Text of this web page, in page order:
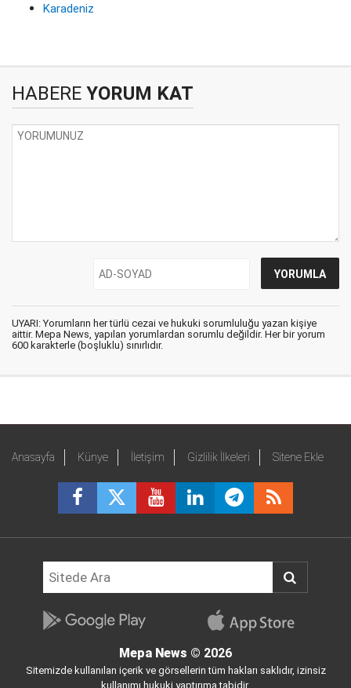
Karadeniz
HABERE YORUM KAT
UYARI: Yorumların her türlü cezai ve hukuki sorumluluğu yazan kişiye
aittir. Mepa News, yapılan yorumlardan sorumlu değildir. Her bir yorum
600 karakterle (boşluklu) sınırlıdır.
Anasayfa Künye İletişim Gizlilik İlkeleri Sitene Ekle
Mepa News © 2026
Sitemizde kullanılan içerik ve görsellerin tüm hakları saklıdır, izinsiz
kullanımı hukuki yaptırıma tabidir.